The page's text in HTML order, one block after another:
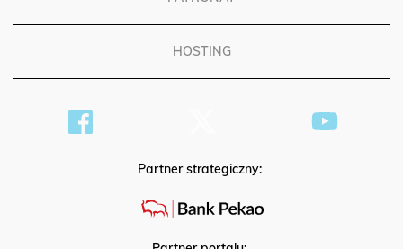
Partner strategiczny: